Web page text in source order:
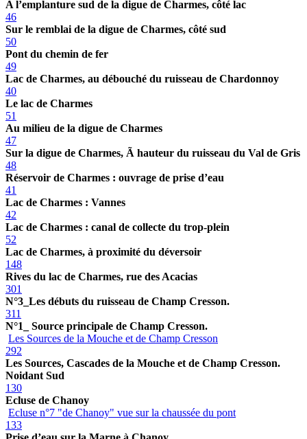
A l’emplanture sud de la digue de Charmes, côté lac
46
Sur le remblai de la digue de Charmes, côté sud
50
Pont du chemin de fer
49
Lac de Charmes, au débouché du ruisseau de Chardonnoy
40
Le lac de Charmes
51
Au milieu de la digue de Charmes
47
Sur la digue de Charmes, Ã hauteur du ruisseau du Val de Gris
48
Réservoir de Charmes : ouvrage de prise d’eau
41
Lac de Charmes : Vannes
42
Lac de Charmes : canal de collecte du trop-plein
52
Lac de Charmes, à proximité du déversoir
148
Rives du lac de Charmes, rue des Acacias
301
N°3_Les débuts du ruisseau de Champ Cresson.
311
N°1_ Source principale de Champ Cresson.
Les Sources de la Mouche et de Champ Cresson
292
Les Sources, Cascades de la Mouche et de Champ Cresson.
Noidant Sud
130
Ecluse de Chanoy
Ecluse n°7 "de Chanoy" vue sur la chaussée du pont
133